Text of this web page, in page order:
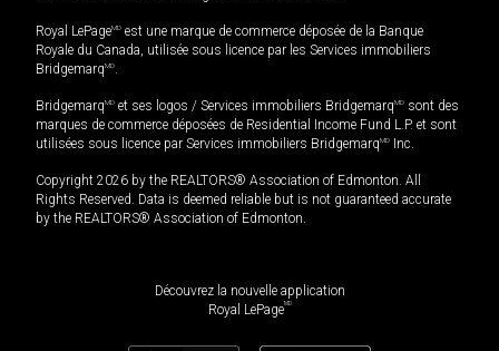
Royal LePageMD est une marque de commerce déposée de la Banque
Royale du Canada, utilisée sous licence par les Services immobiliers
BridgemarqMD.
BridgemarqMD et ses logos / Services immobiliers BridgemarqMD sont des
marques de commerce déposées de Residential Income Fund L.P. et sont
utilisées sous licence par Services immobiliers BridgemarqMD Inc.
Copyright 2026 by the REALTORS® Association of Edmonton. All
Rights Reserved. Data is deemed reliable but is not guaranteed accurate
by the REALTORS® Association of Edmonton.
Découvrez la nouvelle application
Royal LePageMD